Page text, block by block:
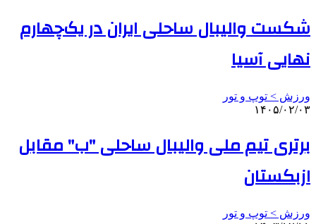
شکست والیبال ساحلی ایران در یک‌چهارم
نهایی آسیا
ورزش > توپ و تور
۱۴۰۵/۰۲/۰۳
برتری تیم ملی والیبال ساحلی "ب" مقابل
ازبکستان
ورزش > توپ و تور